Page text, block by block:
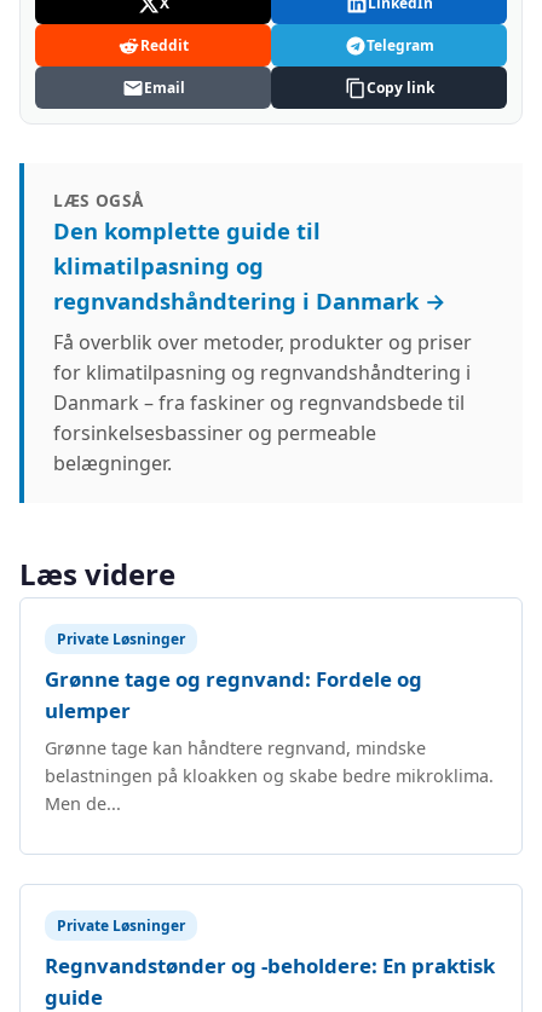
Reddit Telegram
Email Copy link
LÆS OGSÅ
Den komplette guide til
klimatilpasning og
regnvandshåndtering i Danmark →
Få overblik over metoder, produkter og priser
for klimatilpasning og regnvandshåndtering i
Danmark – fra faskiner og regnvandsbede til
forsinkelsesbassiner og permeable
belægninger.
Læs videre
Private Løsninger
Grønne tage og regnvand: Fordele og
ulemper
Grønne tage kan håndtere regnvand, mindske
belastningen på kloakken og skabe bedre mikroklima.
Men de...
Private Løsninger
Regnvandstønder og -beholdere: En praktisk
guide